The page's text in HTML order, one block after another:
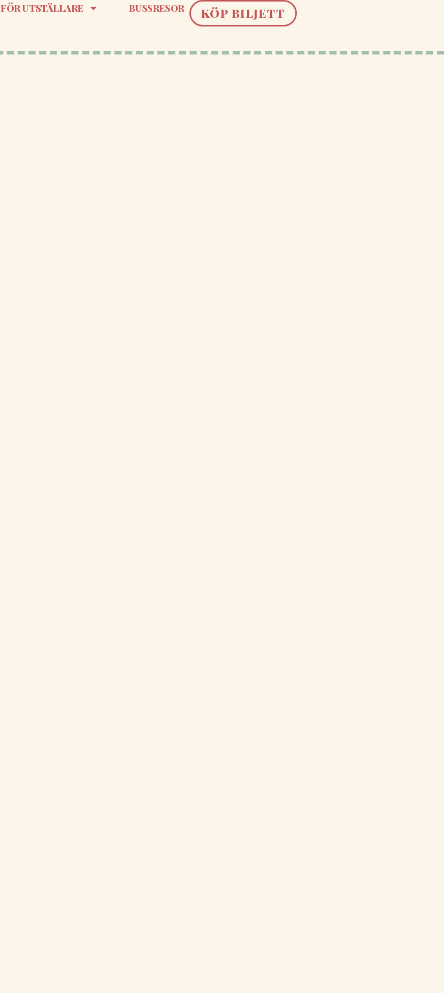
FÖR UTSTÄLLARE BUSSRESOR KÖP BILJETT